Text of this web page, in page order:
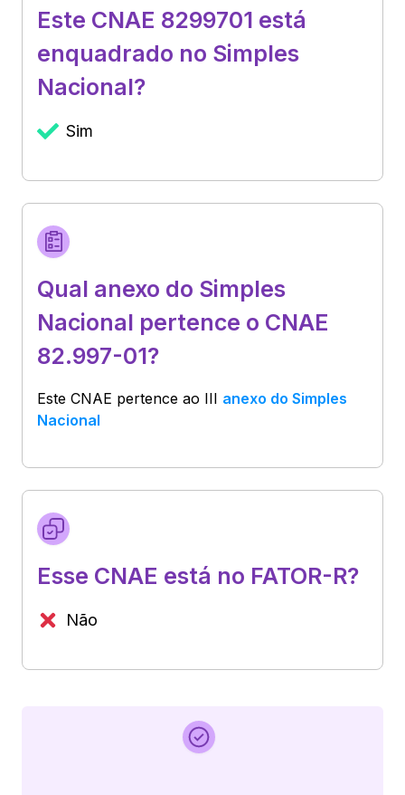
Este CNAE 8299701 está
enquadrado no Simples
Nacional?
Sim
Qual anexo do Simples
Nacional pertence o CNAE
82.997-01?
Este CNAE pertence ao III anexo do Simples
Nacional
Esse CNAE está no FATOR-R?
Não